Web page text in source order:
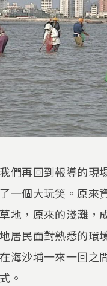
們再回到報導的現
一個大玩笑。原來
地，原來的淺灘，
居民面對熟悉的環
海沙埔一來一回之
。